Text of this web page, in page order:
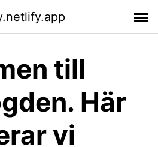
till
Här
vi